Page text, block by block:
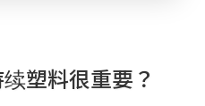
塑料很重要？